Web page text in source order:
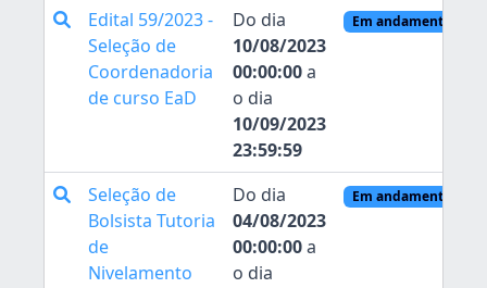
Edital 59/2023 -
Seleção de
Coordenadoria
de curso EaD
Do dia
10/08/2023
00:00:00a
o dia
10/09/2023
23:59:59
Em andamento
Seleção de
Bolsista Tutoria
de
Nivelamento
Do dia
04/08/2023
00:00:00a
o dia
Em andamento